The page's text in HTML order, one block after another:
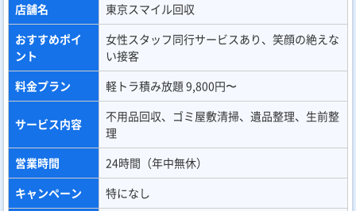
店舗名
東京スマイル回収
おすすめポイ
ント
女性スタッフ同行サービスあり、笑顔の絶えな
い接客
料金プラン
軽トラ積み放題 9,800円〜
サービス内容
不用品回収、ゴミ屋敷清掃、遺品整理、生前整
理
営業時間
24時間（年中無休）
キャンペーン
特になし